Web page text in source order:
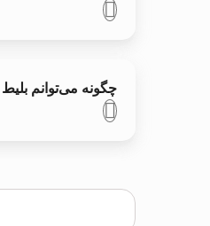
چگونه می‌توانم